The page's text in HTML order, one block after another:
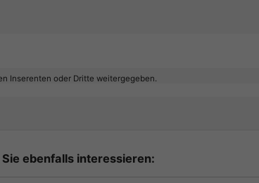
Inserenten oder Dritte weitergegeben.
ebenfalls interessieren: